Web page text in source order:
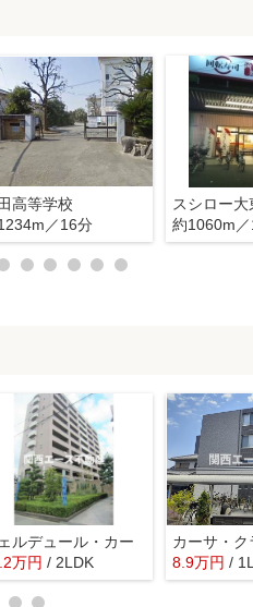
高等学校
／16分
スシロー大
約1060m
ルデュール・カー
万円 / 2LDK
カーサ・
8.9万円 /